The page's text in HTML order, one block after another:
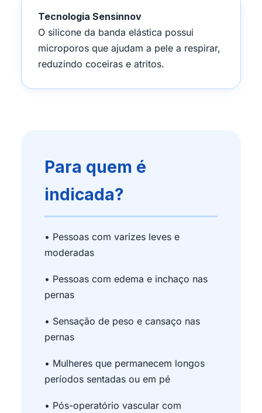
Tecnologia Sensinnov
O silicone da banda elástica possui
microporos que ajudam a pele a respirar,
reduzindo coceiras e atritos.
Para quem é
indicada?
• Pessoas com varizes leves e
moderadas
• Pessoas com edema e inchaço nas
pernas
• Sensação de peso e cansaço nas
pernas
• Mulheres que permanecem longos
períodos sentadas ou em pé
• Pós-operatório vascular com